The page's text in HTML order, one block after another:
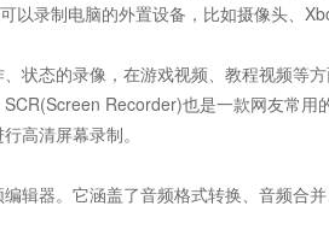
以录制电脑的外置设备，比如摄像头、
状态的录像，在游戏视频、教程视频等
Recorder)也是一款网友常用
高清屏幕录制。
辑器。它涵盖了音频格式转换、音频合